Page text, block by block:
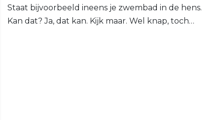
Staat bijvoorbeeld ineens je zwembad in de hens.
Kan dat? Ja, dat kan. Kijk maar. Wel knap, toch…